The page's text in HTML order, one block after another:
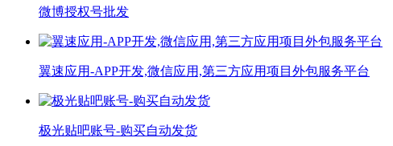
微博授权号批发
翼速应用-APP开发,微信应用,第三方应用项目外包服务平台
极光贴吧账号-购买自动发货